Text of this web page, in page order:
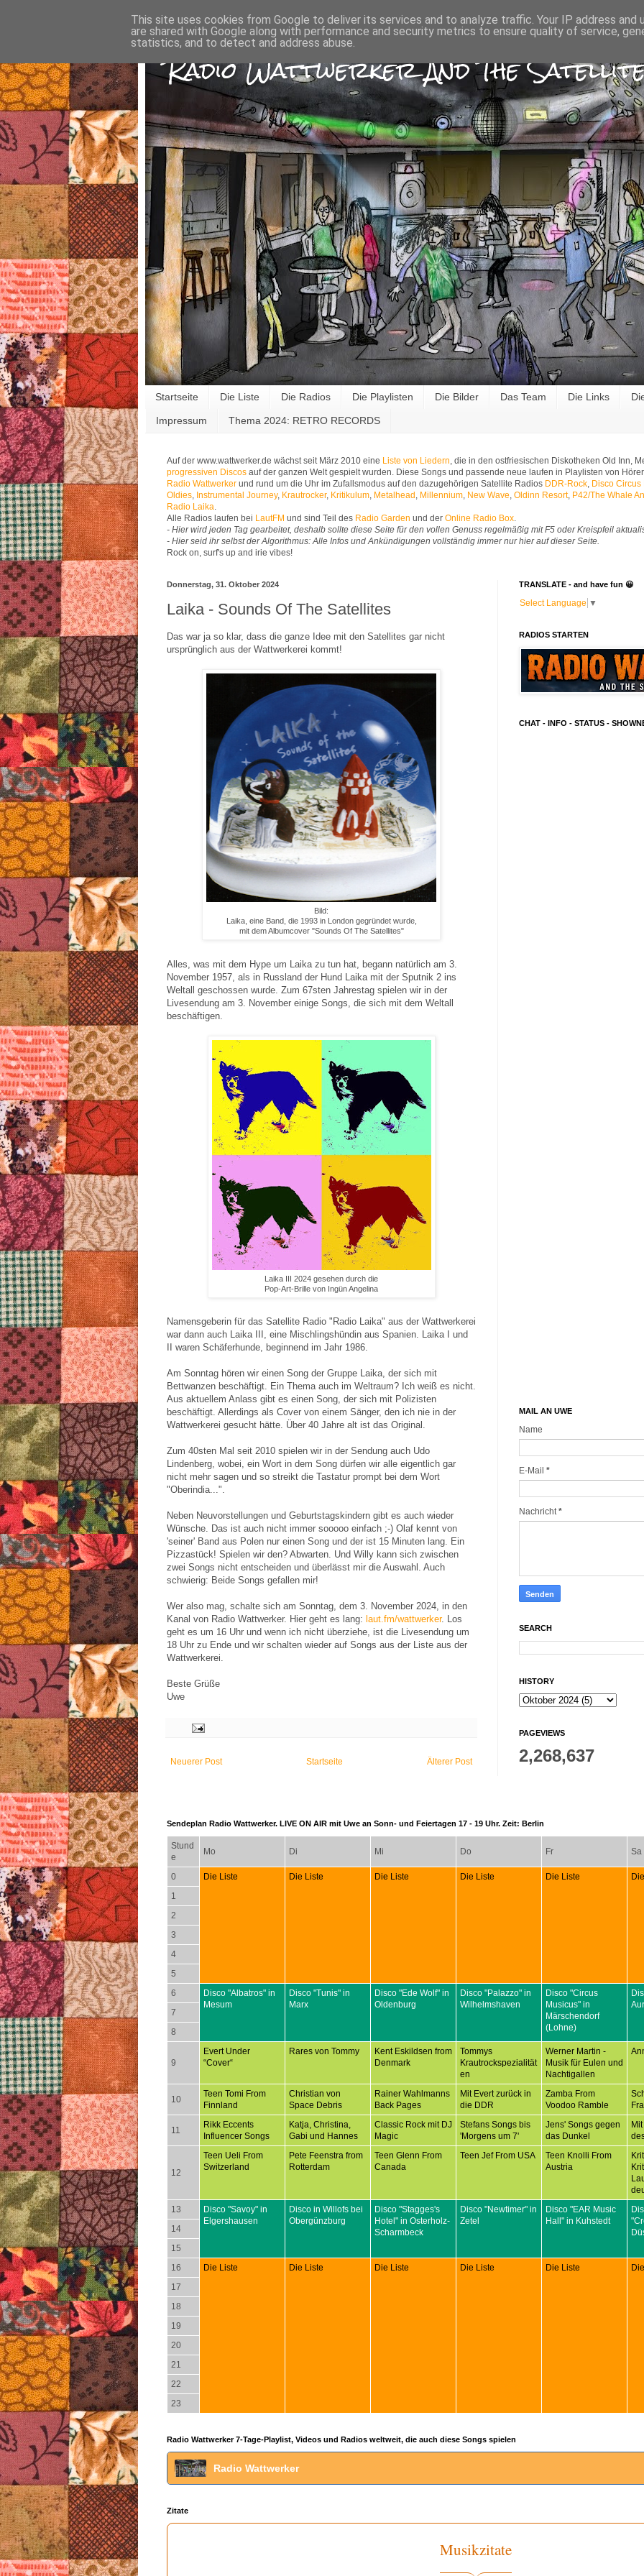
Radio Wattwerker And The
Startseite Die Liste Die Radios Die Playlisten Die Bilder Das Team Die Links
Impressum Thema 2024: RETRO RECORDS
Auf der www.wattwerker.de wächst seit März 2010 eine Liste von Liedern , die in den ostfriesischen Diskotheken Old Inn,
progressiven Discos auf der ganzen Welt gespielt wurden. Diese Songs und passende neue laufen in Playlisten von
Radio Wattwerker und rund um die Uhr im Zufallsmodus auf den dazugehörigen Satellite Radios DDR-Rock Disco Circus
Oldies Instrumental Journey, Krautrocker, Kritikulum Metalhead Millennium New Wave Oldinn Resort, P42/The Whale
Radio Laika
Alle Radios laufen bei LautFM und sind Teil des Radio Garden und der Online Radio Box
- Hier wird jeden Tag gearbeitet, deshalb sollte diese Seite für den vollen Genuss regelmäßig mit F5 oder Kreispfeil
- Hier seid ihr selbst der Algorithmus: Alle Infos und Ankündigungen vollständig immer nur hier auf dieser Seite.
Rock on, surf's up and irie vibes!
Donnerstag, 31. Oktober 2024
Laika - Sounds Of The Satellites
Das war ja so klar, dass die ganze Idee mit den Satellites gar nicht
ursprünglich aus der Wattwerkerei kommt!
Bild:
Laika, eine Band, die 1993 in London gegründet wurde,
mit dem Albumcover "Sounds Of The Satellites"
Alles, was mit dem Hype um Laika zu tun hat, begann natürlich am 3.
November 1957, als in Russland der Hund Laika mit der Sputnik 2 ins
Weltall geschossen wurde. Zum 67sten Jahrestag spielen wir in der
Livesendung am 3. November einige Songs, die sich mit dem Weltall
beschäftigen.
Laika III 2024 gesehen durch die
Pop-Art-Brille von Ingün Angelina
Namensgeberin für das Satellite Radio "Radio Laika" aus der Wattwerkerei
war dann auch Laika III, eine Mischlingshündin aus Spanien. Laika I und
II waren Schäferhunde, beginnend im Jahr 1986.
Am Sonntag hören wir einen Song der Gruppe Laika, der sich mit
Bettwanzen beschäftigt. Ein Thema auch im Weltraum? Ich weiß es nicht.
Aus aktuellem Anlass gibt es einen Song, der sich mit Polizisten
beschäftigt. Allerdings als Cover von einem Sänger, den ich nie in der
Wattwerkerei gesucht hätte. Über 40 Jahre alt ist das Original.
Zum 40sten Mal seit 2010 spielen wir in der Sendung auch Udo
Lindenberg, wobei, ein Wort in dem Song dürfen wir alle eigentlich gar
nicht mehr sagen und so streikt die Tastatur prompt bei dem Wort
"Oberindia...".
Neben Neuvorstellungen und Geburtstagskindern gibt es auch wieder
Wünsche. Das ist auch nicht immer sooooo einfach ;-) Olaf kennt von
'seiner' Band aus Polen nur einen Song und der ist 15 Minuten lang. Ein
Pizzastück! Spielen wir den? Abwarten. Und Willy kann sich zwischen
zwei Songs nicht entscheiden und überlässt mir die Auswahl. Auch
schwierig: Beide Songs gefallen mir!
Wer also mag, schalte sich am Sonntag, dem 3. November 2024, in den
Kanal von Radio Wattwerker. Hier geht es lang: laut.fm/wattwerker. Los
geht es um 16 Uhr und wenn ich nicht überziehe, ist die Livesendung um
18 Uhr zu Ende und wir schalten wieder auf Songs aus der Liste aus der
Wattwerkerei.
Beste Grüße
Uwe
Neuerer Post Älterer Post
Startseite
TRANSLATE - and have fun 😀
Select Language ▼
RADIOS STARTEN
CHAT - INFO - STATUS -
MAIL AN UWE
Name
E-Mail *
Nachricht*
SEARCH
HISTORY
PAGEVIEWS
2,268,637
Sendeplan Radio Wattwerker. LIVE ON AIR mit Uwe an Sonn- und Feiertagen 17 - 19 Uhr. Zeit: Berlin
Stund
e
Mo Di Mi Do Fr Sa
0 Die Liste Die Liste Die Liste Die Liste Die Liste
1
2
3
4
5
6
Disco "Albatros" in
Mesum
Disco "Tunis" in
Marx
Disco "Ede Wolf" in
Oldenburg
Disco "Palazzo" in
Wilhelmshaven
Disco "Circus
Musicus" in
Märschendorf
(Lohne)
7
8
9
Evert Under
“Cover“
Rares von Tommy
Kent Eskildsen from
Denmark
Tommys
Krautrockspezialität
en
Werner Martin -
Musik für Eulen und
Nachtigallen
10
Teen Tomi From
Finnland
Christian von
Space Debris
Rainer Wahlmanns
Back Pages
Mit Evert zurück in
die DDR
Zamba From
Voodoo Ramble
11
Rikk Eccents
Influencer Songs
Katja, Christina,
Gabi und Hannes
Classic Rock mit DJ
Magic
Stefans Songs bis
'Morgens um 7'
Jens' Songs gegen
das Dunkel
12
Teen Ueli From
Switzerland
Pete Feenstra from
Rotterdam
Teen Glenn From
Canada
Teen Jef From USA
Teen Knolli From
Austria
13
Disco "Savoy" in
Elgershausen
Disco in Willofs bei
Obergünzburg
Disco "Stagges's
Hotel" in Osterholz-
Scharmbeck
Disco "Newtimer" in
Zetel
Disco "EAR Music
Hall" in Kuhstedt
14
15
16
Die Liste Die Liste Die Liste Die Liste Die Liste
17
18
19
20
21
22
23
Radio Wattwerker 7-Tage-Playlist, Videos und Radios weltweit, die auch diese Songs spielen
Radio Wattwerker
Zitate
Musikzitate
This site uses cookies from Google to deliver its services and to analyze traffic. Your IP address and
are shared with Google along with performance and security metrics to ensure quality of service,
statistics, and to detect and address abuse.